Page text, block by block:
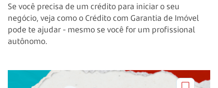
Se você precisa de um crédito para iniciar o seu
negócio, veja como o Crédito com Garantia de Imóvel
pode te ajudar - mesmo se você for um profissional
autônomo.